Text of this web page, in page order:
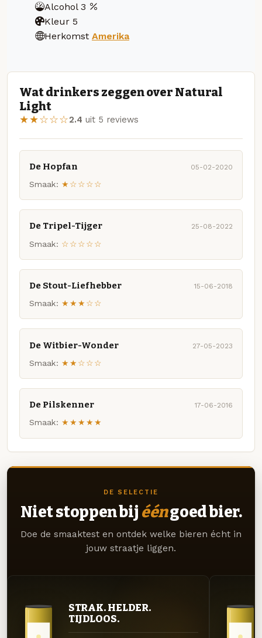
Alcohol 3
Kleur 5
Herkomst Amerika
Wat drinkers zeggen over Natural
Light
★★☆☆☆2.4 uit 5 reviews
De Hopfan 05-02-2020
Smaak: ★☆☆☆☆
De Tripel-Tijger 25-08-2022
Smaak: ☆☆☆☆☆
De Stout-Liefhebber 15-06-2018
Smaak: ★★★☆☆
De Witbier-Wonder 27-05-2023
Smaak: ★★☆☆☆
De Pilskenner 17-06-2016
Smaak: ★★★★★
DE SELECTIE
Niet stoppen bij ééngoed bier.
Doe de smaaktest en ontdek welke bieren écht in
jouw straatje liggen.
STRAK. HELDER.
TIJDLOOS.